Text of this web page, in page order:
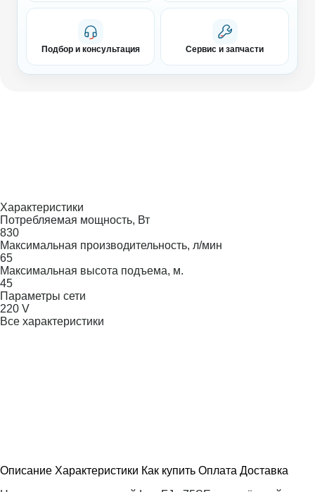
Подбор и консультация Сервис и запчасти
Характеристики
Потребляемая мощность, Вт
830
Максимальная производительность, л/мин
65
Максимальная высота подъема, м.
45
Параметры сети
220 V
Все характеристики
Описание Характеристики Как купить Оплата Доставка